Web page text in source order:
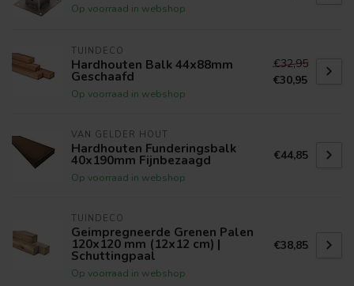
Op voorraad in webshop
TUINDECO
Hardhouten Balk 44x88mm
Geschaafd
Op voorraad in webshop
€32,95
€30,95
VAN GELDER HOUT
Hardhouten Funderingsbalk
40x190mm Fijnbezaagd
Op voorraad in webshop
€44,85
TUINDECO
Geimpregneerde Grenen Palen
120x120 mm (12x12 cm) |
Schuttingpaal
Op voorraad in webshop
€38,85